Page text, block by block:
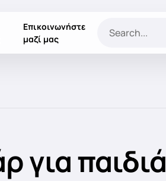
Επικοινωνήστε
μαζί μας
για παιδιά